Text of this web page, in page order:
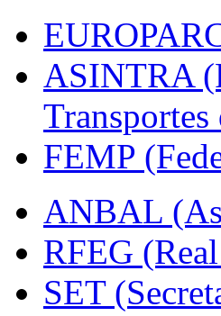
ASINTRA
FEMP
ANBAL
RFEG
SET